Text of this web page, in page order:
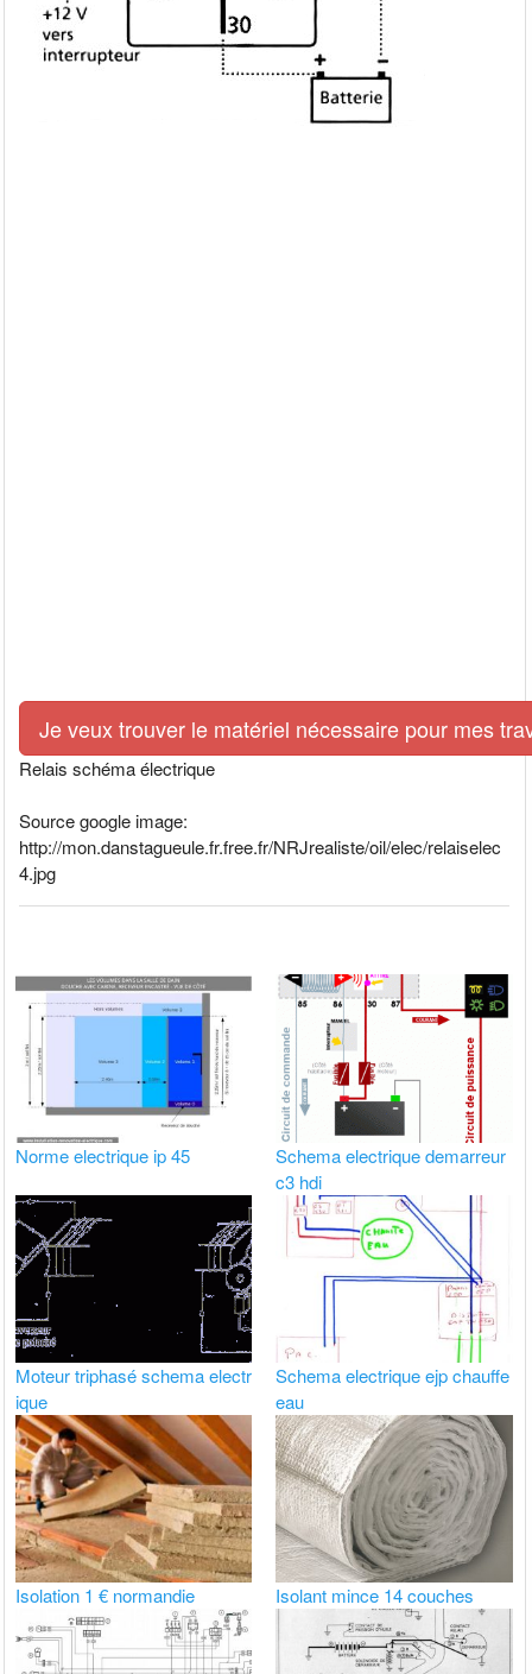
Je veux trouver le matériel nécessaire pour mes
Relais schéma électrique
Source google image:
http://mon.danstagueule.fr.free.fr/NRJrealiste/oil/elec/relaiselec
4.jpg
Norme electrique ip 45
Schema electrique demarreur
c3 hdi
Moteur triphasé schema electr
ique
Schema electrique ejp chauffe
eau
Isolation 1 € normandie Isolant mince 14 couches